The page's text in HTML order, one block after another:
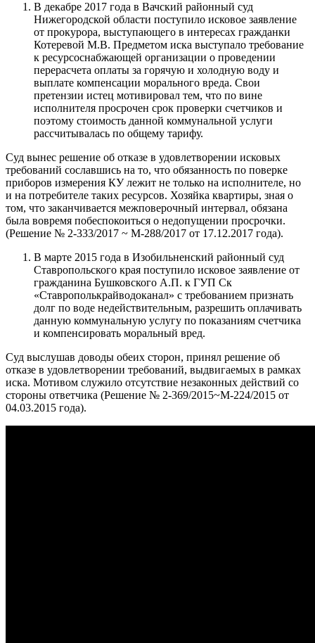
В декабре 2017 года в Вачский районный суд
Нижегородской области поступило исковое заявление
от прокурора, выступающего в интересах гражданки
Котеревой М.В. Предметом иска выступало требование
к ресурсоснабжающей организации о проведении
перерасчета оплаты за горячую и холодную воду и
выплате компенсации морального вреда. Свои
претензии истец мотивировал тем, что по вине
исполнителя просрочен срок проверки счетчиков и
поэтому стоимость данной коммунальной услуги
рассчитывалась по общему тарифу.
Суд вынес решение об отказе в удовлетворении исковых
требований сославшись на то, что обязанность по поверке
приборов измерения КУ лежит не только на исполнителе, но
и на потребителе таких ресурсов. Хозяйка квартиры, зная о
том, что заканчивается межповерочный интервал, обязана
была вовремя побеспокоиться о недопущении просрочки.
(Решение № 2-333/2017 ~ М-288/2017 от 17.12.2017 года).
В марте 2015 года в Изобильненский районный суд
Ставропольского края поступило исковое заявление от
гражданина Бушковского А.П. к ГУП Ск
«Ставрополькрайводоканал» с требованием признать
долг по воде недействительным, разрешить оплачивать
данную коммунальную услугу по показаниям счетчика
и компенсировать моральный вред.
Суд выслушав доводы обеих сторон, принял решение об
отказе в удовлетворении требований, выдвигаемых в рамках
иска. Мотивом служило отсутствие незаконных действий со
стороны ответчика (Решение № 2-369/2015~М-224/2015 от
04.03.2015 года).